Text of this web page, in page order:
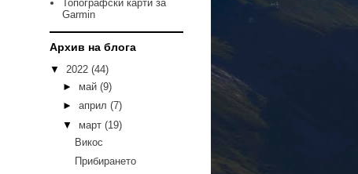
Топографски карти за
Garmin
Архив на блога
▼ 2022 (44)
► май (9)
► април (7)
▼ март (19)
Викос
Прибирането